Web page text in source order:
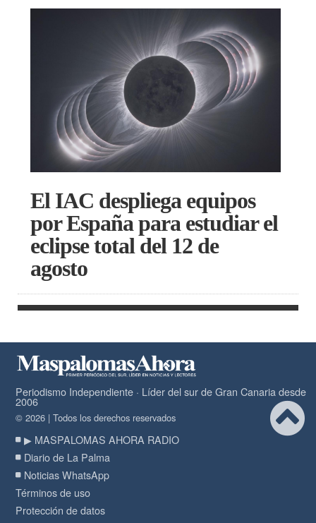
El IAC despliega equipos
por España para estudiar el
eclipse total del 12 de
agosto
Periodismo Independiente · Líder del sur de Gran Canaria desde
2006
© 2026 | Todos los derechos reservados
▶ MASPALOMAS AHORA RADIO
Diario de La Palma
Noticias WhatsApp
Términos de uso
Protección de datos